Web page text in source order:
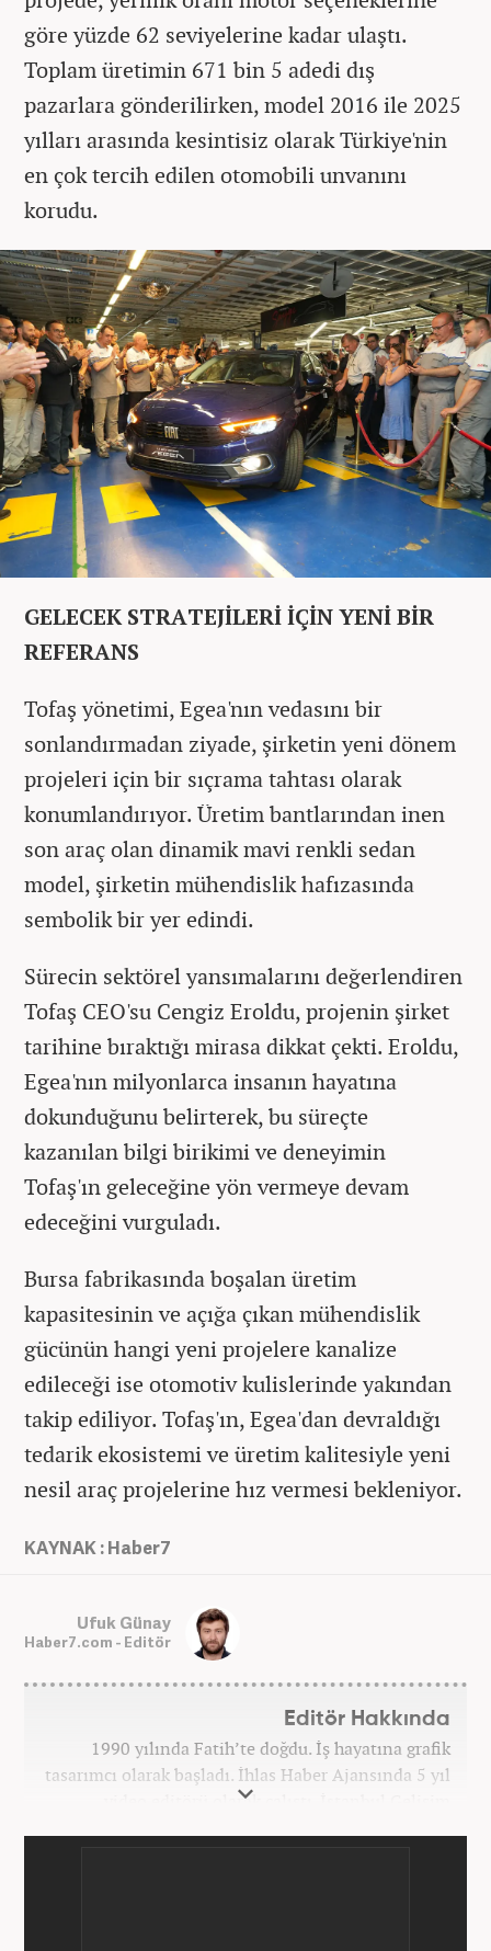
göre yüzde 62 seviyelerine kadar ulaştı.
Toplam üretimin 671 bin 5 adedi dış
pazarlara gönderilirken, model 2016 ile 2025
yılları arasında kesintisiz olarak Türkiye'nin
en çok tercih edilen otomobili unvanını
korudu.
GELECEK STRATEJİLERİ İÇİN YENİ BİR
REFERANS
Tofaş yönetimi, Egea'nın vedasını bir
sonlandırmadan ziyade, şirketin yeni dönem
projeleri için bir sıçrama tahtası olarak
konumlandırıyor. Üretim bantlarından inen
son araç olan dinamik mavi renkli sedan
model, şirketin mühendislik hafızasında
sembolik bir yer edindi.
Sürecin sektörel yansımalarını değerlendiren
Tofaş CEO'su Cengiz Eroldu, projenin şirket
tarihine bıraktığı mirasa dikkat çekti. Eroldu,
Egea'nın milyonlarca insanın hayatına
dokunduğunu belirterek, bu süreçte
kazanılan bilgi birikimi ve deneyimin
Tofaş'ın geleceğine yön vermeye devam
edeceğini vurguladı.
Bursa fabrikasında boşalan üretim
kapasitesinin ve açığa çıkan mühendislik
gücünün hangi yeni projelere kanalize
edileceği ise otomotiv kulislerinde yakından
takip ediliyor. Tofaş'ın, Egea'dan devraldığı
tedarik ekosistemi ve üretim kalitesiyle yeni
nesil araç projelerine hız vermesi bekleniyor.
KAYNAK : Haber7
Ufuk Günay
Haber7.com - Editör
Editör Hakkında
1990 yılında Fatih’te doğdu. İş hayatına grafik
tasarımcı olarak başladı. İhlas Haber Ajansında 5 yıl
video editörü olarak çalıştı. İstanbul Gelişim